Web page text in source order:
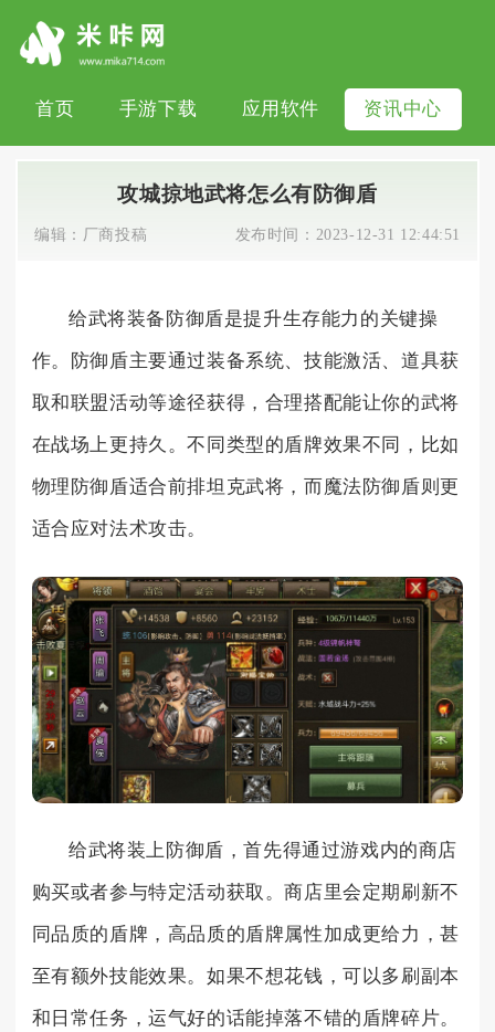
首页 手游下载 应用软件 资讯中心
攻城掠地武将怎么有防御盾
编辑： 厂商投稿 发布时间： 2023-12-31 12:44:51
给武将装备防御盾是提升生存能力的关键操
作。防御盾主要通过装备系统、技能激活、道具获
取和联盟活动等途径获得，合理搭配能让你的武将
在战场上更持久。不同类型的盾牌效果不同，比如
物理防御盾适合前排坦克武将，而魔法防御盾则更
适合应对法术攻击。
给武将装上防御盾，首先得通过游戏内的商店
购买或者参与特定活动获取。商店里会定期刷新不
同品质的盾牌，高品质的盾牌属性加成更给力，甚
至有额外技能效果。如果不想花钱，可以多刷副本
和日常任务，运气好的话能掉落不错的盾牌碎片。